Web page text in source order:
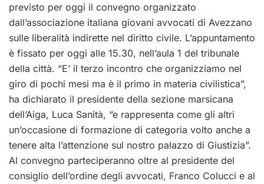
previsto per oggi il convegno organizzato
dall’associazione italiana giovani avvocati di Avezzano
sulle liberalità indirette nel diritto civile. L’appuntamento
è fissato per oggi alle 15.30, nell’aula 1 del tribunale
della città. “E’ il terzo incontro che organizziamo nel
giro di pochi mesi ma è il primo in materia civilistica”,
ha dichiarato il presidente della sezione marsicana
dell’Aiga, Luca Sanità, “e rappresenta come gli altri
un’occasione di formazione di categoria volto anche a
tenere alta l’attenzione sul nostro palazzo di Giustizia”.
Al convegno parteciperanno oltre al presidente del
consiglio dell’ordine degli avvocati, Franco Colucci e al